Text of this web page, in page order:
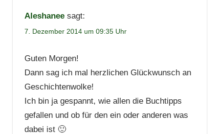
Aleshanee sagt:
7. Dezember 2014 um 09:35 Uhr
Guten Morgen!
Dann sag ich mal herzlichen Glückwunsch an
Geschichtenwolke!
Ich bin ja gespannt, wie allen die Buchtipps
gefallen und ob für den ein oder anderen was
dabei ist 🙂